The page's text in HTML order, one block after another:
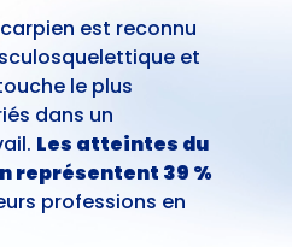
est reconnu
et
le plus
dans un
Les atteintes du
39 %
professions en